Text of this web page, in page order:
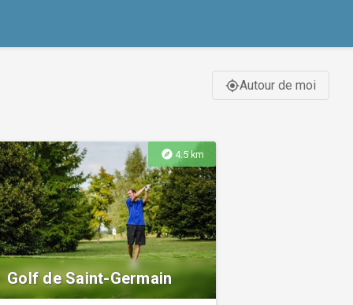
gps_fixedAutour de moi
explore 4.5 km
Golf de Saint-Germain